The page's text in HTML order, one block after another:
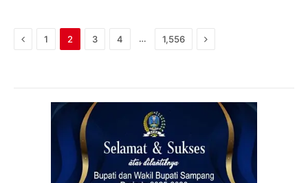
Previous
1 2 3 4 … 1,556 Next